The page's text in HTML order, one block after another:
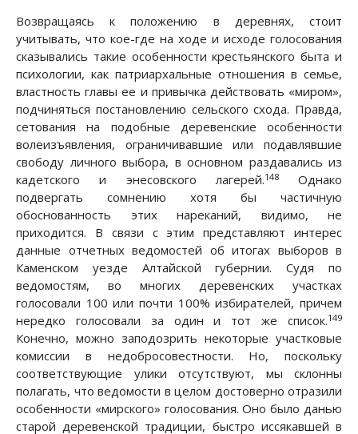
Возвращаясь к положению в деревнях, стоит
учитывать, что кое-где на ходе и исходе голосования
сказывались такие особенности крестьянского быта и
психологии, как патриархальные отношения в семье,
властность главы ее и привычка действовать «миром»,
подчиняться постановлению сельского схода. Правда,
сетования на подобные деревенские особенности
волеизъявления, ограничивавшие или подавлявшие
свободу личного выбора, в основном раздавались из
кадетского и энесовского лагерей.148Однако
подвергать сомнению хотя бы частичную
обоснованность этих нареканий, видимо, не
приходится. В связи с этим представляют интерес
данные отчетных ведомостей об итогах выборов в
Каменском уезде Алтайской губернии. Судя по
ведомостям, во многих деревенских участках
голосовали 100 или почти 100% избирателей, причем
нередко голосовали за один и тот же список.149
Конечно, можно заподозрить некоторые участковые
комиссии в недобросовестности. Но, поскольку
соответствующие улики отсутствуют, мы склонны
полагать, что ведомости в целом достоверно отразили
особенности «мирского» голосования. Оно было данью
старой деревенской традиции, быстро иссякавшей в